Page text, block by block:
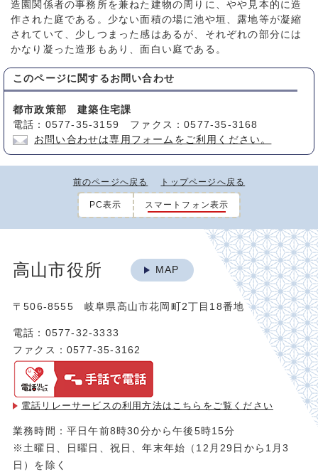
造園関係者の事務所を兼ねた建物の周りに、やや見本的に造
作された庭である。少ない面積の場に池や垣、露地等が凝縮
されていて、少しつまった感はあるが、それぞれの部分には
かなり凝った造形もあり、面白い庭である。
このページに関する お問い合わせ
都市政策部 建築住宅課
電話：0577-35-3159 ファクス：0577-35-3168
お問い合わせは専用フォームをご利用ください。
前のページへ戻る トップページへ戻る
PC表示 スマートフォン表示
高山市役所 MAP
〒506-8555 岐阜県高山市花岡町2丁目18番地
電話：0577-32-3333
ファクス：0577-35-3162
電話リレーサービスの利用方法は こちらをご覧ください
業務時間：平日午前8時30分から午後5時15分
※土曜日、日曜日、祝日、年末年始（12月29日から1月3
日）を除く